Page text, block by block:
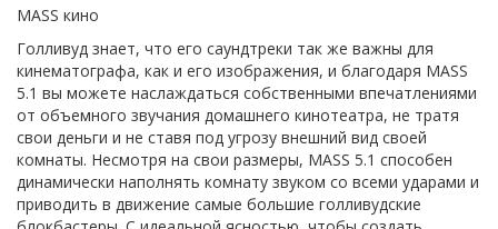
MASS кино
Голливуд знает, что его саундтреки так же важны для
кинематографа, как и его изображения, и благодаря MASS
5.1 вы можете наслаждаться собственными впечатлениями
от объемного звучания домашнего кинотеатра, не тратя
свои деньги и не ставя под угрозу внешний вид своей
комнаты. Несмотря на свои размеры, MASS 5.1 способен
динамически наполнять комнату звуком со всеми ударами и
приводить в движение самые большие голливудские